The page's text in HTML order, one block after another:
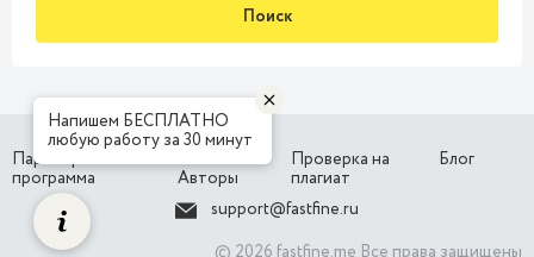
Поиск
Партнерская
программа
Наши
Авторы
Проверка на
плагиат
Блог
support@fastfine.ru
© 2026 fastfine.me Все права защищены
Напишем БЕСПЛАТНО
любую работу за 30 минут